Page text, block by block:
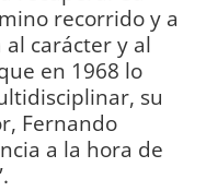
recorrido y a
carácter y al
en 1968 lo
su
Fernando
a la hora de